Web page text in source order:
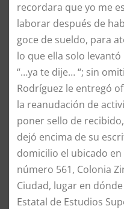
recordara que yo me
laborar después de
goce de sueldo, para
lo que ella solo
“…ya te dije… “; sin
Rodríguez le entregó
la reanudación de
poner sello de
dejó encima de su
domicilio el ubicado
número 561, Colonia
Ciudad, lugar en
Estatal de Estudios